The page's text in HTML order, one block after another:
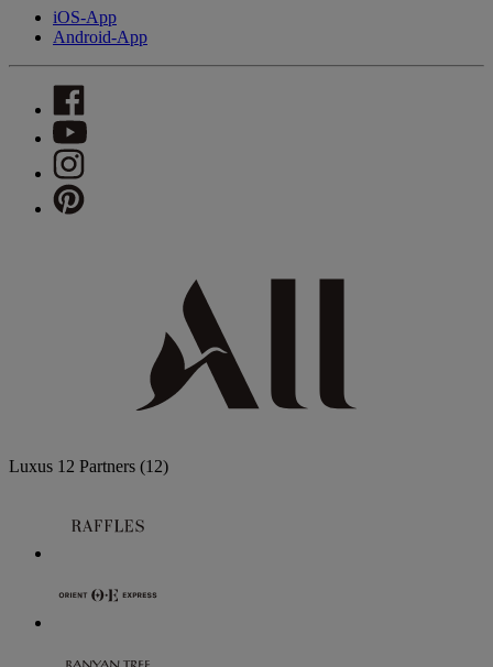
iOS-App
Android-App
Luxus 12 Partners (12)